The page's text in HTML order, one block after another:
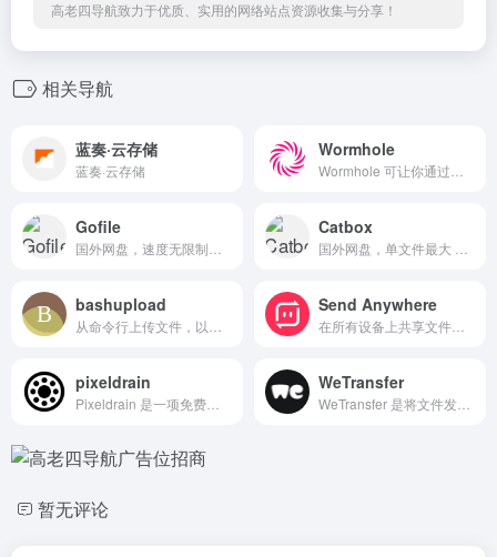
高老四导航致力于优质、实用的网络站点资源收集与分享！
相关导航
蓝奏·云存储
蓝奏·云存储
Wormhole
Gofile Catbox
bashupload Send Anywhere
pixeldrain WeTransfer
暂无评论